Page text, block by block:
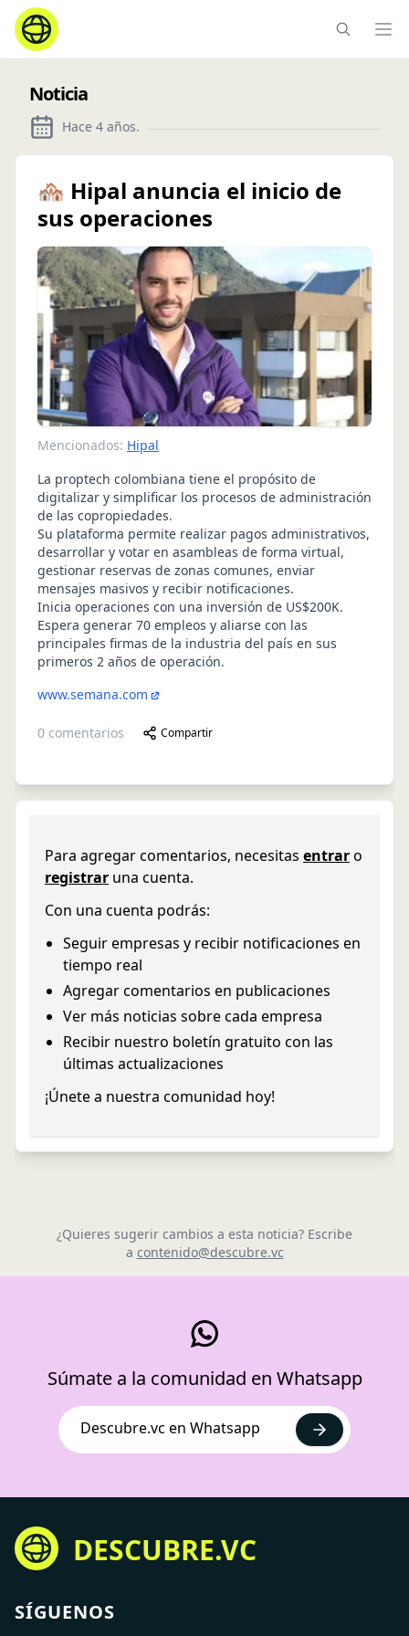
Noticia
Hace 4 años.
🏘 Hipal anuncia el inicio de
sus operaciones
Mencionados: Hipal
La proptech colombiana tiene el propósito de
digitalizar y simplificar los procesos de administración
de las copropiedades.
Su plataforma permite realizar pagos administrativos,
desarrollar y votar en asambleas de forma virtual,
gestionar reservas de zonas comunes, enviar
mensajes masivos y recibir notificaciones.
Inicia operaciones con una inversión de US$200K.
Espera generar 70 empleos y aliarse con las
principales firmas de la industria del país en sus
primeros 2 años de operación.
www.semana.com
0 comentarios Compartir
Para agregar comentarios, necesitas entraro
registrar una cuenta.
Con una cuenta podrás:
Seguir empresas y recibir notificaciones en
tiempo real
Agregar comentarios en publicaciones
Ver más noticias sobre cada empresa
Recibir nuestro boletín gratuito con las
últimas actualizaciones
¡Únete a nuestra comunidad hoy!
¿Quieres sugerir cambios a esta noticia? Escribe
a contenido@descubre.vc
Súmate a la comunidad en Whatsapp
Descubre.vc en Whatsapp
DESCUBRE.VC
SÍGUENOS